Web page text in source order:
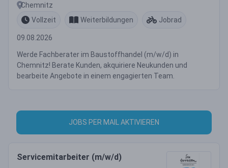
Chemnitz
Vollzeit
Weiterbildungen Jobrad
09.08.2026
Werde Fachberater im Baustoffhandel (m/w/d) in
Chemnitz! Berate Kunden, akquiriere Neukunden und
bearbeite Angebote in einem engagierten Team.
JOBS PER MAIL AKTIVIEREN
Servicemitarbeiter (m/w/d)